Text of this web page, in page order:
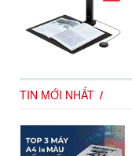
TIN MỚI NHẤT